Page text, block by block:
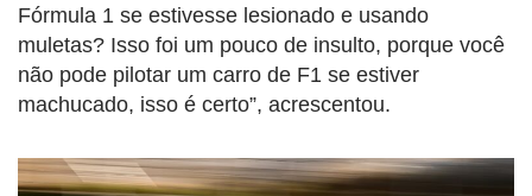
Fórmula 1 se estivesse lesionado e usando
muletas? Isso foi um pouco de insulto, porque você
não pode pilotar um carro de F1 se estiver
machucado, isso é certo”, acrescentou.